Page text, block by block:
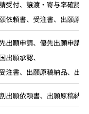
受付、譲渡・寄与率確認、
依頼書、受注書、出願原
出願申請、優先出願申請受
出願承認、
注書、出願原稿納品、出
出願依頼書、出願原稿納